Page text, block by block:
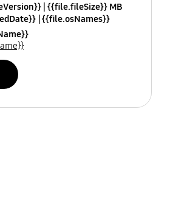
{{file.fileSize}} MB
{{file.osNames}}